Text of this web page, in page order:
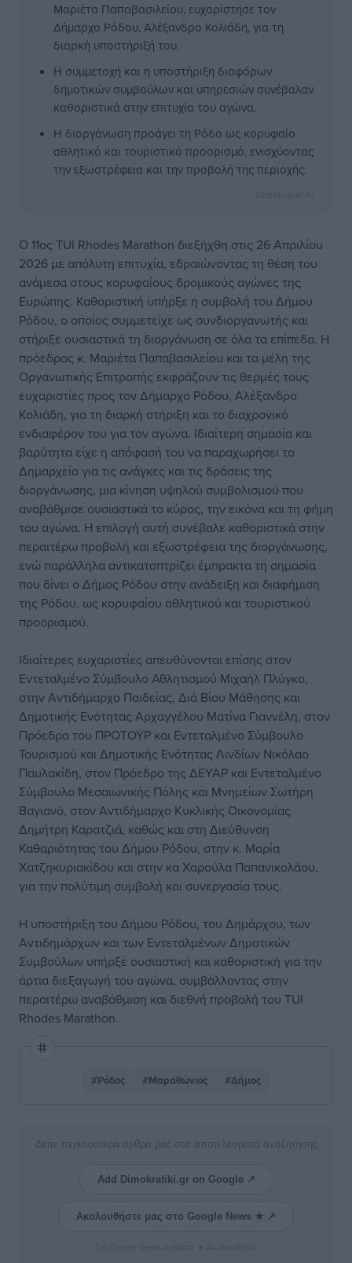
Μαριέτα Παπαβασιλείου, ευχαρίστησε τον
Δήμαρχο Ρόδου, Αλέξανδρο Κολιάδη, για τη
διαρκή υποστήριξή του.
Η συμμετοχή και η υποστήριξη διαφόρων
δημοτικών συμβούλων και υπηρεσιών συνέβαλαν
καθοριστικά στην επιτυχία του αγώνα.
Η διοργάνωση προάγει τη Ρόδο ως κορυφαίο
αθλητικό και τουριστικό προορισμό, ενισχύοντας
την εξωστρέφεια και την προβολή της περιοχής.
Ο 11ος TUI Rhodes Marathon διεξήχθη στις 26 Απριλίου
2026 με απόλυτη επιτυχία, εδραιώνοντας τη θέση του
ανάμεσα στους κορυφαίους δρομικούς αγώνες της
Ευρώπης. Καθοριστική υπήρξε η συμβολή του Δήμου
Ρόδου, ο οποίος συμμετείχε ως συνδιοργανωτής και
στήριξε ουσιαστικά τη διοργάνωση σε όλα τα επίπεδα. Η
πρόεδρος κ. Μαριέτα Παπαβασιλείου και τα μέλη της
Οργανωτικής Επιτροπής εκφράζουν τις θερμές τους
ευχαριστίες προς τον Δήμαρχο Ρόδου, Αλέξανδρο
Κολιάδη, για τη διαρκή στήριξη και το διαχρονικό
ενδιαφέρον του για τον αγώνα. Ιδιαίτερη σημασία και
βαρύτητα είχε η απόφασή του να παραχωρήσει το
Δημαρχείο για τις ανάγκες και τις δράσεις της
διοργάνωσης, μια κίνηση υψηλού συμβολισμού που
αναβάθμισε ουσιαστικά το κύρος, την εικόνα και τη φήμη
του αγώνα. Η επιλογή αυτή συνέβαλε καθοριστικά στην
περαιτέρω προβολή και εξωστρέφεια της διοργάνωσης,
ενώ παράλληλα αντικατοπτρίζει έμπρακτα τη σημασία
που δίνει ο Δήμος Ρόδου στην ανάδειξη και διαφήμιση
της Ρόδου, ως κορυφαίου αθλητικού και τουριστικού
προορισμού.
Ιδιαίτερες ευχαριστίες απευθύνονται επίσης στον
Εντεταλμένο Σύμβουλο Αθλητισμού Μιχαήλ Πλύγκο,
στην Αντιδήμαρχο Παιδείας, Διά Βίου Μάθησης και
Δημοτικής Ενότητας Αρχαγγέλου Ματίνα Γιαννέλη, στον
Πρόεδρο του ΠΡΟΤΟΥΡ και Εντεταλμένο Σύμβουλο
Τουρισμού και Δημοτικής Ενότητας Λινδίων Νικόλαο
Παυλακίδη, στον Πρόεδρο της ΔΕΥΑΡ και Εντεταλμένο
Σύμβουλο Μεσαιωνικής Πόλης και Μνημείων Σωτήρη
Βαγιανό, στον Αντιδήμαρχο Κυκλικής Οικονομίας
Δημήτρη Καρατζιά, καθώς και στη Διεύθυνση
Καθαριότητας του Δήμου Ρόδου, στην κ. Μαρία
Χατζηκυριακίδου και στην κα Χαρούλα Παπανικολάου,
για την πολύτιμη συμβολή και συνεργασία τους.
Η υποστήριξη του Δήμου Ρόδου, του Δημάρχου, των
Αντιδημάρχων και των Εντεταλμένων Δημοτικών
Συμβούλων υπήρξε ουσιαστική και καθοριστική για την
άρτια διεξαγωγή του αγώνα, συμβάλλοντας στην
περαιτέρω αναβάθμιση και διεθνή προβολή του TUI
Rhodes Marathon.
#Ρόδος #Μαραθώνιος #Δήμος
Δείτε περισσότερα άρθρα μας στα αποτελέσματα αναζήτησης
Add Dimokratiki.gr on Google ↗
Ακολουθήστε μας στο Google News ★ ↗